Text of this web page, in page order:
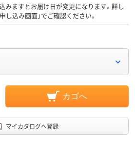
みますとお届け日が変更になります。詳し
し込み画面」でご確認ください。
カゴへ
マイカタログへ登録